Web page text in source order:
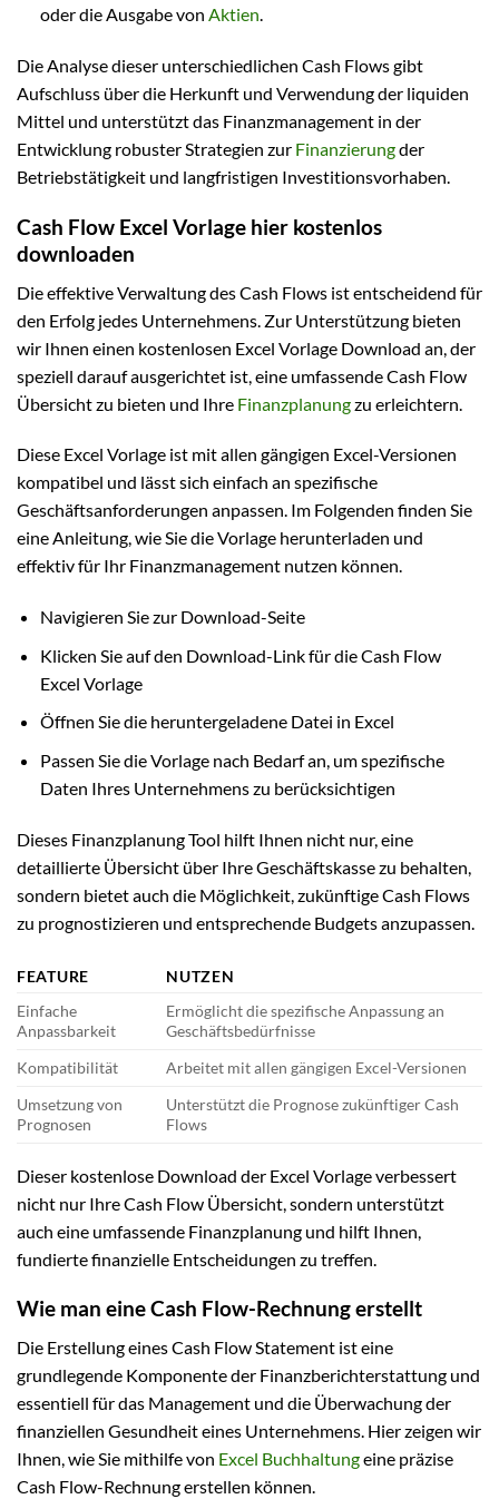
oder die Ausgabe von Aktien.
Die Analyse dieser unterschiedlichen Cash Flows gibt
Aufschluss über die Herkunft und Verwendung der liquiden
Mittel und unterstützt das Finanzmanagement in der
Entwicklung robuster Strategien zur Finanzierungder
Betriebstätigkeit und langfristigen Investitionsvorhaben.
Cash Flow Excel Vorlage hier kostenlos
downloaden
Die effektive Verwaltung des Cash Flows ist entscheidend für
den Erfolg jedes Unternehmens. Zur Unterstützung bieten
wir Ihnen einen kostenlosen Excel Vorlage Download an, der
speziell darauf ausgerichtet ist, eine umfassende Cash Flow
Übersicht zu bieten und Ihre Finanzplanungzu erleichtern.
Diese Excel Vorlage ist mit allen gängigen Excel-Versionen
kompatibel und lässt sich einfach an spezifische
Geschäftsanforderungen anpassen. Im Folgenden finden Sie
eine Anleitung, wie Sie die Vorlage herunterladen und
effektiv für Ihr Finanzmanagement nutzen können.
Navigieren Sie zur Download-Seite
Klicken Sie auf den Download-Link für die Cash Flow
Excel Vorlage
Öffnen Sie die heruntergeladene Datei in Excel
Passen Sie die Vorlage nach Bedarf an, um spezifische
Daten Ihres Unternehmens zu berücksichtigen
Dieses Finanzplanung Tool hilft Ihnen nicht nur, eine
detaillierte Übersicht über Ihre Geschäftskasse zu behalten,
sondern bietet auch die Möglichkeit, zukünftige Cash Flows
zu prognostizieren und entsprechende Budgets anzupassen.
FEATURE
NUTZEN
Einfache
Anpassbarkeit
Ermöglicht die spezifische Anpassung an
Geschäftsbedürfnisse
Kompatibilität
Arbeitet mit allen gängigen Excel-Versionen
Umsetzung von
Prognosen
Unterstützt die Prognose zukünftiger Cash
Flows
Dieser kostenlose Download der Excel Vorlage verbessert
nicht nur Ihre Cash Flow Übersicht, sondern unterstützt
auch eine umfassende Finanzplanung und hilft Ihnen,
fundierte finanzielle Entscheidungen zu treffen.
Wie man eine Cash Flow-Rechnung erstellt
Die Erstellung eines Cash Flow Statement ist eine
grundlegende Komponente der Finanzberichterstattung und
essentiell für das Management und die Überwachung der
finanziellen Gesundheit eines Unternehmens. Hier zeigen wir
Ihnen, wie Sie mithilfe von Excel Buchhaltungeine präzise
Cash Flow-Rechnung erstellen können.